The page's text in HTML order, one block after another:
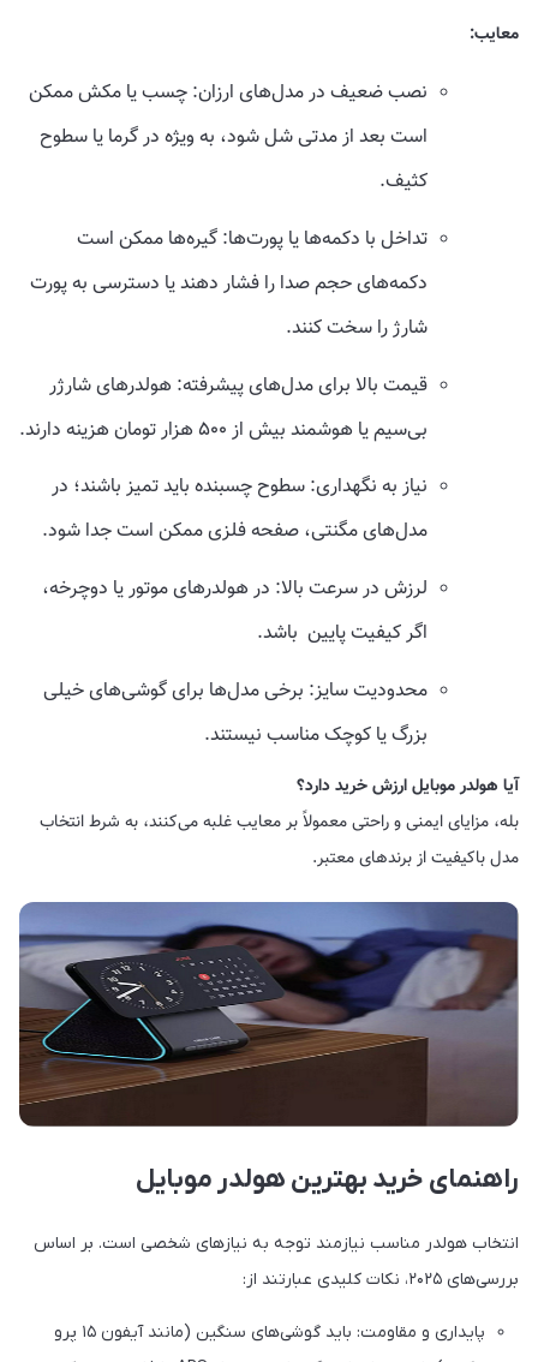
معایب:
نصب ضعیف در مدل‌های ارزان: چسب یا مکش ممکن
است بعد از مدتی شل شود، به ویژه در گرما یا سطوح
کثیف.
تداخل با دکمه‌ها یا پورت‌ها: گیره‌ها ممکن است
دکمه‌های حجم صدا را فشار دهند یا دسترسی به پورت
شارژ را سخت کنند.
قیمت بالا برای مدل‌های پیشرفته: هولدرهای شارژر
بی‌سیم یا هوشمند بیش از ۵۰۰ هزار تومان هزینه دارند.
نیاز به نگهداری: سطوح چسبنده باید تمیز باشند؛ در
مدل‌های مگنتی، صفحه فلزی ممکن است جدا شود.
لرزش در سرعت بالا: در هولدرهای موتور یا دوچرخه،
اگر کیفیت پایین باشد.
محدودیت سایز: برخی مدل‌ها برای گوشی‌های خیلی
بزرگ یا کوچک مناسب نیستند.
آیا هولدر موبایل ارزش خرید دارد؟
بله، مزایای ایمنی و راحتی معمولاً بر معایب غلبه می‌کنند، به شرط انتخاب
مدل باکیفیت از برندهای معتبر.
راهنمای خرید بهترین هولدر موبایل
انتخاب هولدر مناسب نیازمند توجه به نیازهای شخصی است. بر اساس
بررسی‌های ۲۰۲۵، نکات کلیدی عبارتند از:
پایداری و مقاومت: باید گوشی‌های سنگین (مانند آیفون ۱۵ پرو